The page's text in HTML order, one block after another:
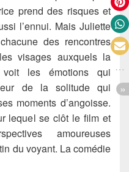
prend des risques et
l’ennui. Mais Juliette
des rencontres
visages auxquels la
les émotions qui
de la solitude qui
moments d’angoisse.
lequel se clôt le film et
amoureuses
du voyant. La comédie